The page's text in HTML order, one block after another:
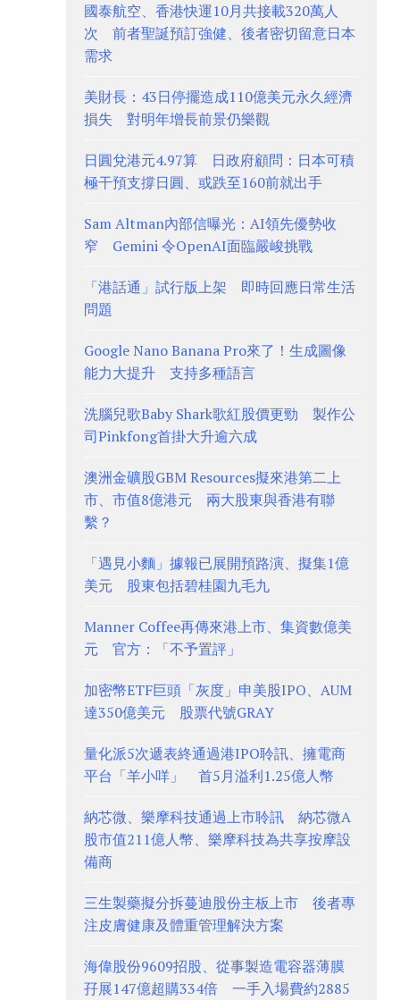
國泰航空、香港快運10月共接載320萬人
次 前者聖誕預訂強健、後者密切留意日本
需求
美財長：43日停擺造成110億美元永久經濟
損失 對明年增長前景仍樂觀
日圓兌港元4.97算 日政府顧問：日本可積
極干預支撐日圓、或跌至160前就出手
Sam Altman內部信曝光：AI領先優勢收
窄 Gemini 令OpenAI面臨嚴峻挑戰
「港話通」試行版上架 即時回應日常生活
問題
Google Nano Banana Pro來了！生成圖像
能力大提升 支持多種語言
洗腦兒歌Baby Shark歌紅股價更勁 製作公
司Pinkfong首掛大升逾六成
澳洲金礦股GBM Resources擬來港第二上
市、市值8億港元 兩大股東與香港有聯
繫？
「遇見小麵」據報已展開預路演、擬集1億
美元 股東包括碧桂園九毛九
Manner Coffee再傳來港上市、集資數億美
元 官方：「不予置評」
加密幣ETF巨頭「灰度」申美股IPO、AUM
達350億美元 股票代號GRAY
量化派5次遞表終通過港IPO聆訊、擁電商
平台「羊小咩」 首5月溢利1.25億人幣
納芯微、樂摩科技通過上市聆訊 納芯微A
股市值211億人幣、樂摩科技為共享按摩設
備商
三生製藥擬分拆蔓迪股份主板上市 後者專
注皮膚健康及體重管理解決方案
海偉股份9609招股、從事製造電容器薄膜
孖展147億超購334倍 一手入場費約2885